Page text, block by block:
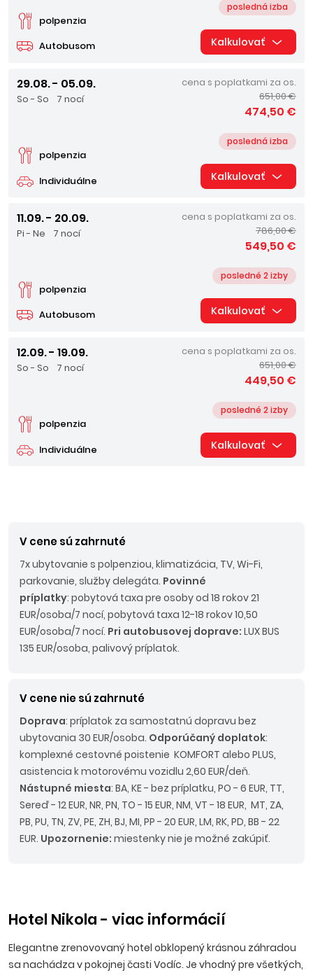
Autobusom
polpenzia
posledná izba
Kalkulovať
29.08. - 05.09.
So - So 7 nocí
Individuálne
polpenzia
posledná izba
cena s poplatkami za os.
651,00 €
474,50 €
Kalkulovať
11.09. - 20.09.
Pi - Ne 7 nocí
Autobusom
polpenzia
posledné 2 izby
cena s poplatkami za os.
786,00 €
549,50 €
Kalkulovať
12.09. - 19.09.
So - So 7 nocí
Individuálne
polpenzia
posledné 2 izby
cena s poplatkami za os.
651,00 €
449,50 €
Kalkulovať
V cene sú zahrnuté
7x ubytovanie s polpenziou, klimatizácia, TV, Wi-Fi,
parkovanie, služby delegáta. Povinné
príplatky: pobytová taxa pre osoby od 18 rokov 21
EUR/osoba/7 nocí, pobytová taxa 12-18 rokov 10,50
EUR/osoba/7 nocí. Pri autobusovej doprave: LUX BUS
135 EUR/osoba, palivový príplatok.
V cene nie sú zahrnuté
Doprava: príplatok za samostatnú dopravu bez
ubytovania 30 EUR/osoba. Odporúčaný doplatok:
komplexné cestovné poistenie KOMFORT alebo PLUS,
asistencia k motorovému vozidlu 2,60 EUR/deň.
Nástupné miesta: BA, KE - bez príplatku, PO - 6 EUR, TT,
Sereď - 12 EUR, NR, PN, TO - 15 EUR, NM, VT - 18 EUR, MT, ZA,
PB, PU, TN, ZV, PE, ZH, BJ, MI, PP - 20 EUR, LM, RK, PD, BB - 22
EUR. Upozornenie: miestenky nie je možné zakúpiť.
Hotel Nikola - viac informácií
Elegantne zrenovovaný hotel obklopený krásnou záhradou
sa nachádza v pokojnej časti Vodíc. Je vhodný pre všetkých,